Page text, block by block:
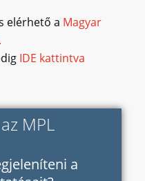
elérhető a Magyar
IDE kattintva
MPL
a